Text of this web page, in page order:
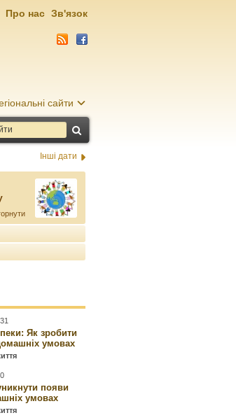
сайти
Про нас Зв'язок
Інші дати
Як зробити
умовах
появи
умовах